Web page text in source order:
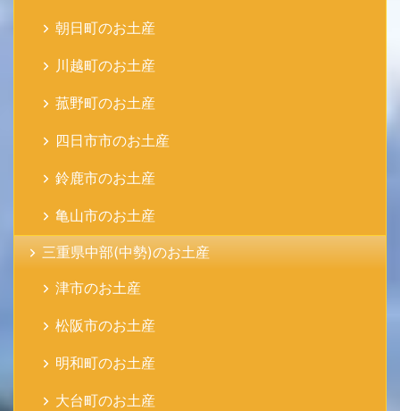
朝日町のお土産
川越町のお土産
菰野町のお土産
四日市市のお土産
鈴鹿市のお土産
亀山市のお土産
三重県中部(中勢)のお土産
津市のお土産
松阪市のお土産
明和町のお土産
大台町のお土産